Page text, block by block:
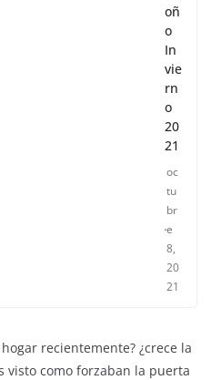
oñ
o
In
vie
rn
o
20
21
oc
tu
br
e
8,
20
21
recientemente? ¿crece la
visto como forzaban la puerta